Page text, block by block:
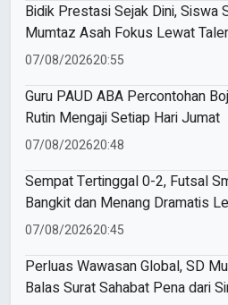
Bidik Prestasi Sejak Dini, Siswa
Mumtaz Asah Fokus Lewat
07/08/202620:55
Guru PAUD ABA Percontohan
Rutin Mengaji Setiap Hari Jumat
07/08/202620:48
Sempat Tertinggal 0-2, Futsal
Bangkit dan Menang Dramatis
Penalti
07/08/202620:45
Perluas Wawasan Global, SD
Balas Surat Sahabat Pena dari